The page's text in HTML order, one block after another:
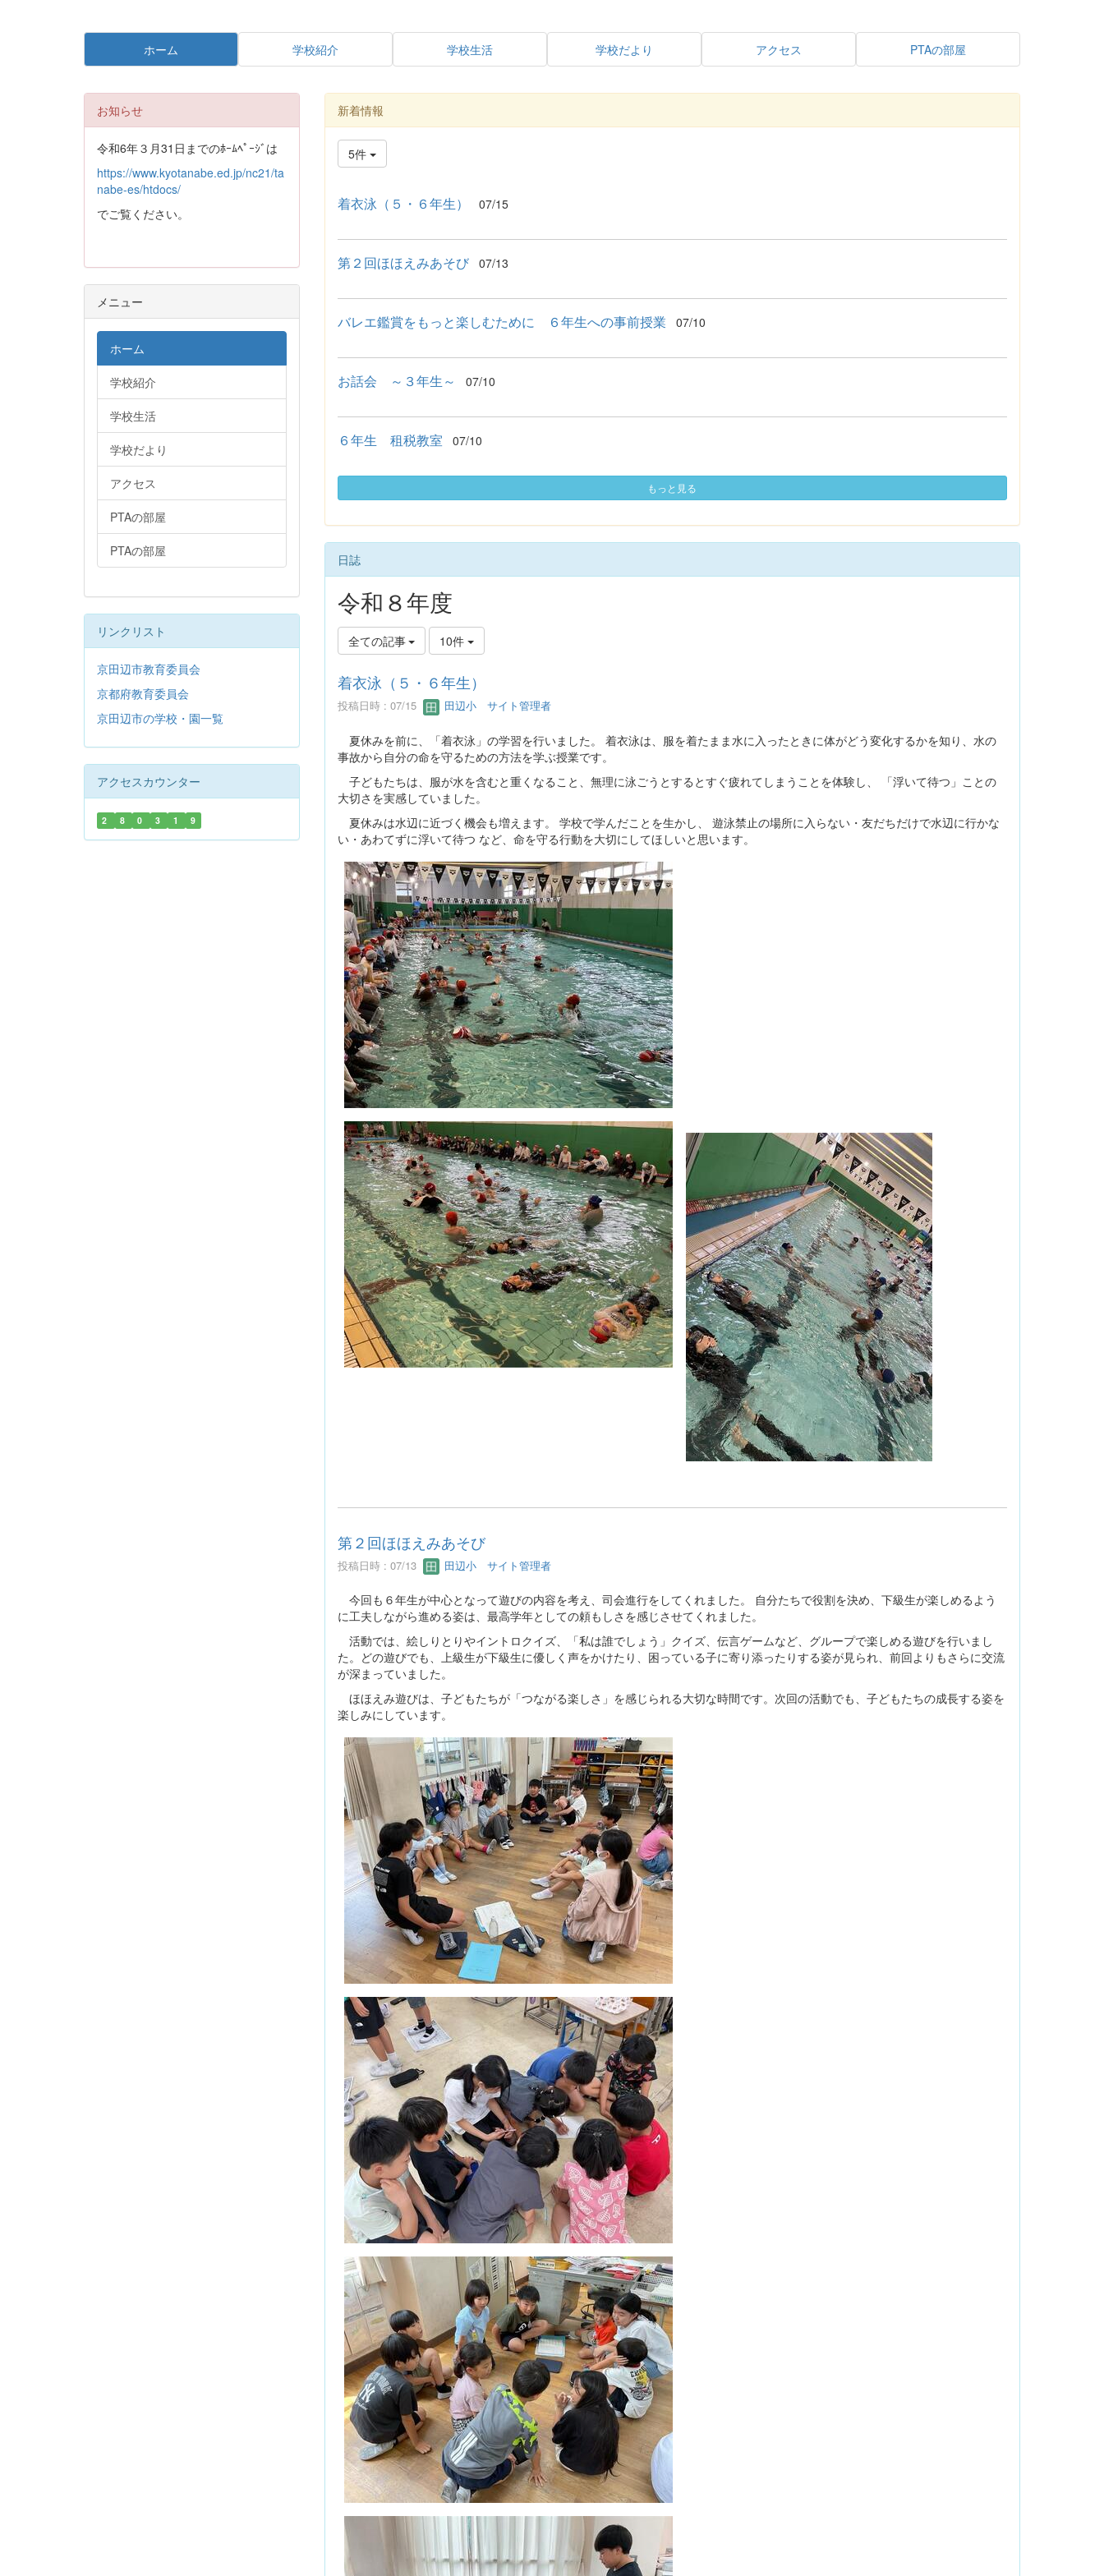
ホーム 学校紹介 学校生活 学校だより アクセス PTAの部屋
新着情報
5件
着衣泳（５・６年生） 07/15
第２回ほほえみあそび 07/13
バレエ鑑賞をもっと楽しむために ６年生への事前授業 07/10
お話会 ～３年生～ 07/10
６年生 租税教室 07/10
もっと見る
日誌
令和８年度
全ての記事 10件
着衣泳（５・６年生）
投稿日時 : 07/15 田辺小 サイト管理者
夏休みを前に、「着衣泳」の学習を行いました。 着衣泳は、服を着たまま水に入ったときに体がどう変化するかを知り、水の
事故から自分の命を守るための方法を学ぶ授業です。
子どもたちは、服が水を含むと重くなること、無理に泳ごうとするとすぐ疲れてしまうことを体験し、 「浮いて待つ」ことの
大切さを実感していました。
夏休みは水辺に近づく機会も増えます。 学校で学んだことを生かし、 遊泳禁止の場所に入らない・友だちだけで水辺に行かな
い・あわてずに浮いて待つ など、命を守る行動を大切にしてほしいと思います。
第２回ほほえみあそび
投稿日時 : 07/13 田辺小 サイト管理者
今回も６年生が中心となって遊びの内容を考え、司会進行をしてくれました。 自分たちで役割を決め、下級生が楽しめるよう
に工夫しながら進める姿は、最高学年としての頼もしさを感じさせてくれました。
活動では、絵しりとりやイントロクイズ、「私は誰でしょう」クイズ、伝言ゲームなど、グループで楽しめる遊びを行いまし
た。どの遊びでも、上級生が下級生に優しく声をかけたり、困っている子に寄り添ったりする姿が見られ、前回よりもさらに交流
が深まっていました。
ほほえみ遊びは、子どもたちが「つながる楽しさ」を感じられる大切な時間です。次回の活動でも、子どもたちの成長する姿を
楽しみにしています。
お知らせ
令和6年３月31日までのﾎｰﾑﾍﾟｰｼﾞは
https://www.kyotanabe.ed.jp/nc21/ta
nabe-es/htdocs/
でご覧ください。
メニュー
ホーム
学校紹介
学校生活
学校だより
アクセス
PTAの部屋
PTAの部屋
リンクリスト
京田辺市教育委員会
京都府教育委員会
京田辺市の学校・園一覧
アクセスカウンター
2 8 0 3 1 9